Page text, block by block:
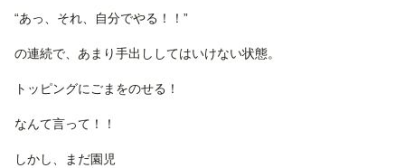
“あっ、それ、自分でやる！！”
の連続で、あまり手出ししてはいけない状態。
トッピングにごまをのせる！
なんて言って！！
しかし、まだ園児